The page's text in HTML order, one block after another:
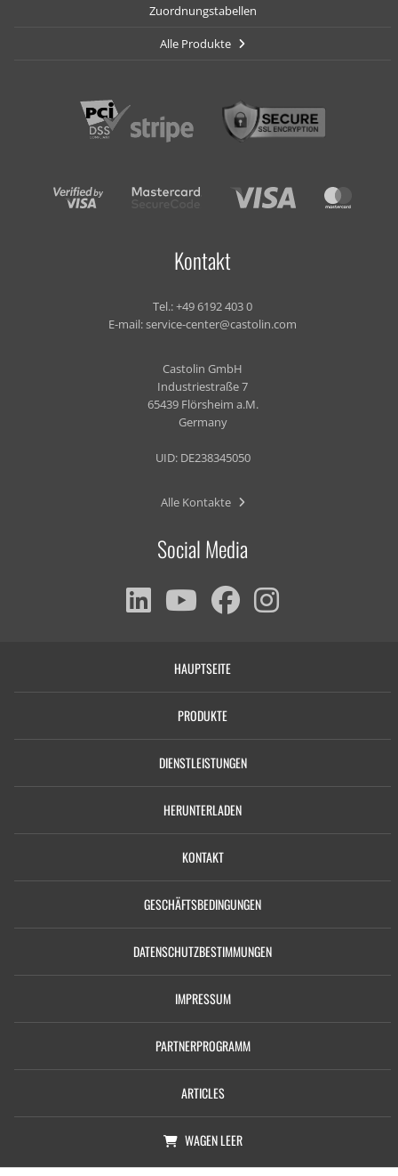
Zuordnungstabellen
Alle Produkte
Kontakt
Tel.:+49 6192 403 0
E-mail:service-center@castolin.com
Castolin GmbH
Industriestraße 7
65439 Flörsheim a.M.
Germany
UID: DE238345050
Alle Kontakte
Social Media
HAUPTSEITE
PRODUKTE
DIENSTLEISTUNGEN
HERUNTERLADEN
KONTAKT
GESCHÄFTSBEDINGUNGEN
DATENSCHUTZBESTIMMUNGEN
IMPRESSUM
PARTNERPROGRAMM
ARTICLES
WAGENLEER